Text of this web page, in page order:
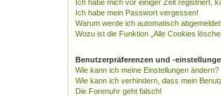
Ich habe mich vor einiger Zeit registriert,
Ich habe mein Passwort vergessen!
Warum werde ich automatisch
Wozu ist die Funktion „Alle Cookies
Benutzerpräferenzen und -
Wie kann ich meine Einstellungen ändern?
Wie kann ich verhindern, dass mein
Die Forenuhr geht falsch!